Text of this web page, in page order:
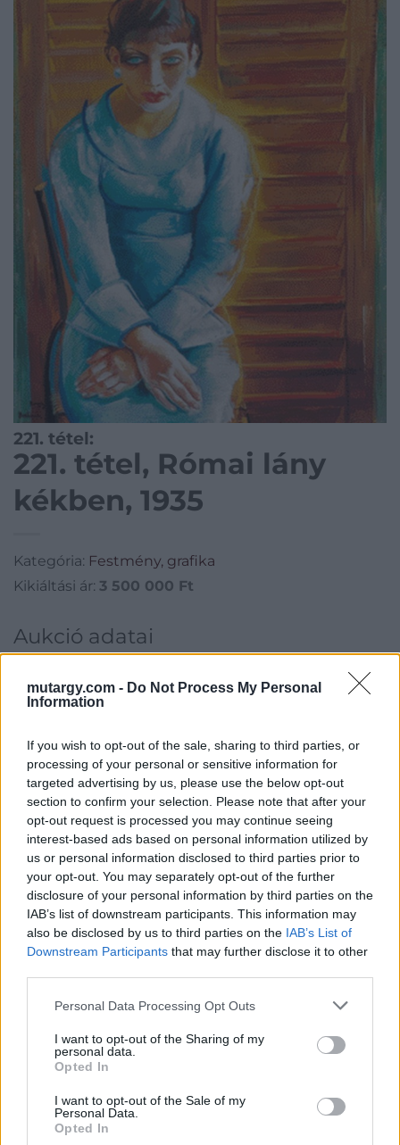
mutargy.com - Do Not Process My Personal
Information
If you wish to opt-out of the sale, sharing to third parties, or
processing of your personal or sensitive information for
targeted advertising by us, please use the below opt-out
section to confirm your selection. Please note that after your
opt-out request is processed you may continue seeing
interest-based ads based on personal information utilized by
us or personal information disclosed to third parties prior to
your opt-out. You may separately opt-out of the further
disclosure of your personal information by third parties on the
IAB’s list of downstream participants. This information may
also be disclosed by us to third parties on the IAB’s List of
Downstream Participants that may further disclose it to other
Personal Data Processing Opt Outs
I want to opt-out of the Sharing of my
personal data.
Opted In
I want to opt-out of the Sale of my
Personal Data.
Opted In
221. tétel:
221. tétel, Római lány
kékben, 1935
Kategória: Festmény, grafika
Kikiáltási ár: 3 500 000 Ft
Aukció adatai
Aukció dátuma: 2015.05.27
Aukció helye: Budapest, V., Szent István krt. 5.
Tételszám: 221
Eladó adatai
Eladó:Kieselbach Galéria
Cím: Kolozsváry Gyöngyvér
Kieselbach Galéria Ker. Kft
1055 Budapest, Szent István krt.
http://www.kieselbach.hu
Bemutatkozás: A Galéria profilja a 19. és 20. századi modern
foglalkozik nemzetközi művészettel, fotográfiával és kortárs
képzőművészettel is. Eddigi negyven aukcióján tízezernél több
tételt árverezett el, és sok ezer kép szerepelt a Galéria